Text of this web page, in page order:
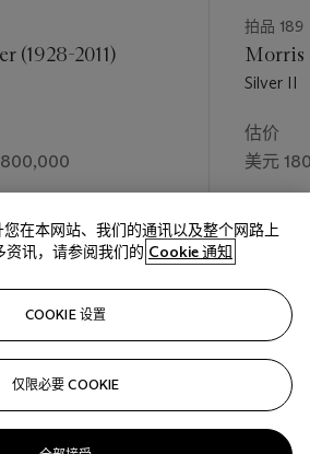
(1928-2011)
拍品 189
Morris
Silver II
估价
美元
美元
下
在本网站、我们的通讯以及整个网路上
资讯，请参阅我们的 Cookie 通知
COOKIE 设置
仅限必要 COOKIE